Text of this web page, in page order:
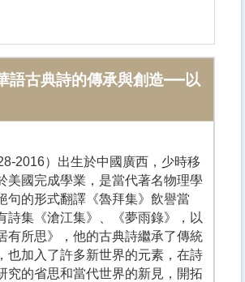
語古典詩的傳承與創造—以
2016）出生於中國廣西，少時移
美國完成學業，是當代著名物理學
句的形式翻譯《魯拜集》飲譽當
詩集《滄江集》、《夢雨錄》，以
有所思》，他的古典詩繼承了傳統
也加入了許多新世界的元素，在詩
究的省思和當代世界的新見，開拓